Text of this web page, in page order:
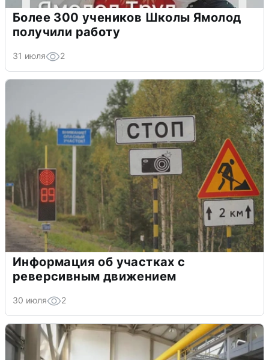
Более 300 учеников Школы Ямолод
получили работу
31 июля 2
Информация об участках с
реверсивным движением
30 июля 2